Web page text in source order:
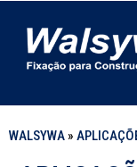
WALSYWA»